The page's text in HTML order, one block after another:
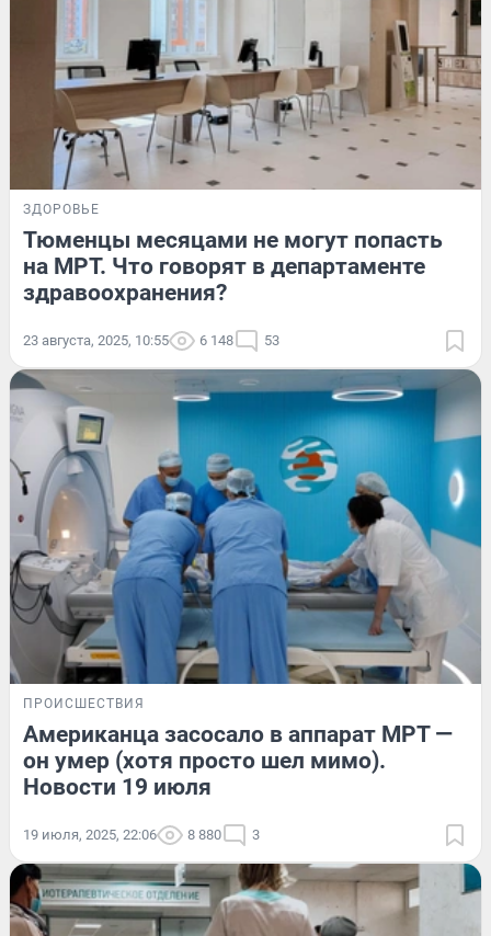
ЗДОРОВЬЕ
Тюменцы месяцами не могут попасть
на МРТ. Что говорят в департаменте
здравоохранения?
23 августа, 2025, 10:55 6 148 53
ПРОИСШЕСТВИЯ
Американца засосало в аппарат МРТ —
он умер (хотя просто шел мимо).
Новости 19 июля
19 июля, 2025, 22:06 8 880 3